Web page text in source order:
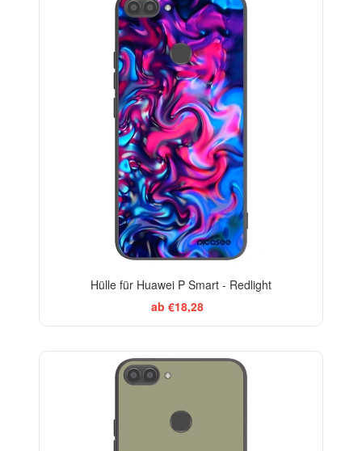
Hülle für Huawei P Smart - Redlight
ab €18,28